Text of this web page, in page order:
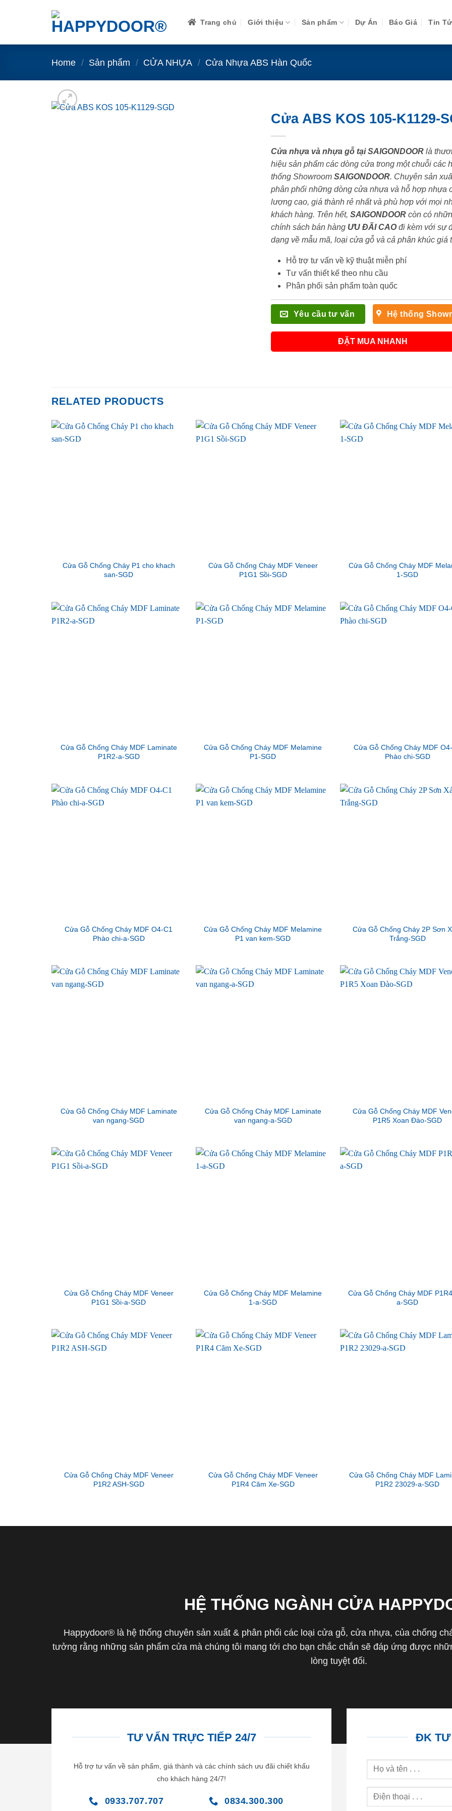
Trang chủ Giới thiệu Sản phẩm Dự Án Báo Giá Tin
Home / Sản phẩm / CỬA NHỰA / Cửa Nhựa ABS Hàn Quốc
Cửa ABS KOS 105-K1129-
Cửa nhựa và nhựa gỗ tại SAIGONDOORlà
hiệu sản phẩm các dòng cửa trong một chuỗi các
thống Showroom SAIGONDOOR. Chuyên sản
phân phối những dòng cửa nhựa và hỗ hợp nhựa
lượng cao, giá thành rẻ nhất và phù hợp với mọi
khách hàng. Trên hết, SAIGONDOORcòn có
chính sách bán hàng ƯU ĐÃI CAOđi kèm với sự
dạng về mẫu mã, loại cửa gỗ và cả phân khúc giá
Hỗ trợ tư vấn về kỹ thuật miễn phí
Tư vấn thiết kế theo nhu cầu
Phân phối sản phẩm toàn quốc
Yêu cầu tư vấn Hệ thống
ĐẶT MUA NHANH
RELATED PRODUCTS
Cửa Gỗ Chống Cháy P1 cho khach
san-SGD
Cửa Gỗ Chống Cháy MDF Veneer
P1G1 Sồi-SGD
Cửa Gỗ Chống Cháy MDF
1-SGD
Cửa Gỗ Chống Cháy MDF Laminate
P1R2-a-SGD
Cửa Gỗ Chống Cháy MDF Melamine
P1-SGD
Cửa Gỗ Chống Cháy MDF
Phào chi-SGD
Cửa Gỗ Chống Cháy MDF O4-C1
Phào chi-a-SGD
Cửa Gỗ Chống Cháy MDF Melamine
P1 van kem-SGD
Cửa Gỗ Chống Cháy 2P Sơn
Trắng-SGD
Cửa Gỗ Chống Cháy MDF Laminate
van ngang-SGD
Cửa Gỗ Chống Cháy MDF Laminate
van ngang-a-SGD
Cửa Gỗ Chống Cháy MDF
P1R5 Xoan Đào-SGD
Cửa Gỗ Chống Cháy MDF Veneer
P1G1 Sồi-a-SGD
Cửa Gỗ Chống Cháy MDF Melamine
1-a-SGD
Cửa Gỗ Chống Cháy MDF
a-SGD
Cửa Gỗ Chống Cháy MDF Veneer
P1R2 ASH-SGD
Cửa Gỗ Chống Cháy MDF Veneer
P1R4 Căm Xe-SGD
Cửa Gỗ Chống Cháy MDF
P1R2 23029-a-SGD
HỆ THỐNG NGÀNH CỬA
Happydoor® là hệ thống chuyên sản xuất & phân phối các loại cửa gỗ, cửa nhựa, của chống
tưởng rằng những sản phẩm cửa mà chúng tôi mang tới cho bạn chắc chắn sẽ đáp ứng được
lòng tuyệt đối.
TƯ VẤN TRỰC TIẾP 24/7
Hỗ trợ tư vấn về sản phẩm, giá thành và các chính sách ưu đãi chiết khấu
cho khách hàng 24/7!
0933.707.707 0834.300.300
ĐK TƯ